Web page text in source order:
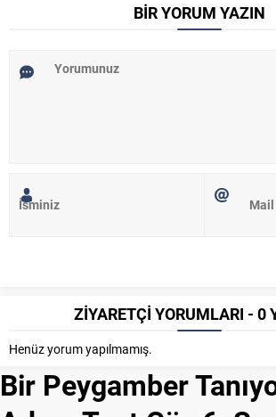
BİR YORUM YAZIN
ZİYARETÇİ YORUMLARI - 0
Henüz yorum yapılmamış.
Bir Peygamber